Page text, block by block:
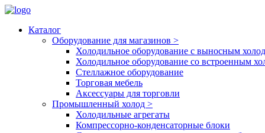
Каталог
Оборудование для магазинов >
Холодильное оборудование с выносным
Холодильное оборудование со встроенным
Стеллажное оборудование
Торговая мебель
Аксессуары для торговли
Промышленный холод >
Холодильные агрегаты
Компрессорно-конденсаторные блоки